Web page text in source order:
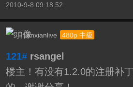
2010-9-8 09:18:52
tianxianlive 480p 中級
121# rsangel
楼主！有没有1.2.0的注册补